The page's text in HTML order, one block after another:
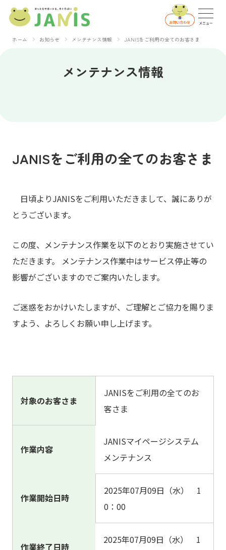
ホーム お知らせ メンテナンス情報 JANISをご利用の全てのお客さま
メンテナンス情報
JANISをご利用の全てのお客さま
日頃よりJANISをご利用いただきまして、誠にありが
とうございます。
この度、メンテナンス作業を以下のとおり実施させてい
ただきます。 メンテナンス作業中はサービス停止等の
影響がございますのでご案内いたします。
ご迷惑をおかけいたしますが、ご理解とご協力を賜りま
すよう、よろしくお願い申し上げます。
対象のお客さま
JANISをご利用の全てのお
客さま
作業内容
JANISマイページシステム
メンテナンス
作業開始日時
2025年07月09日（水） 1
0：00
作業終了日時
2025年07月09日（水） 1